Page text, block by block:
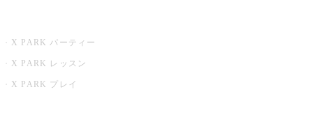
X PARK パーティー
X PARK レッスン
X PARK プレイ